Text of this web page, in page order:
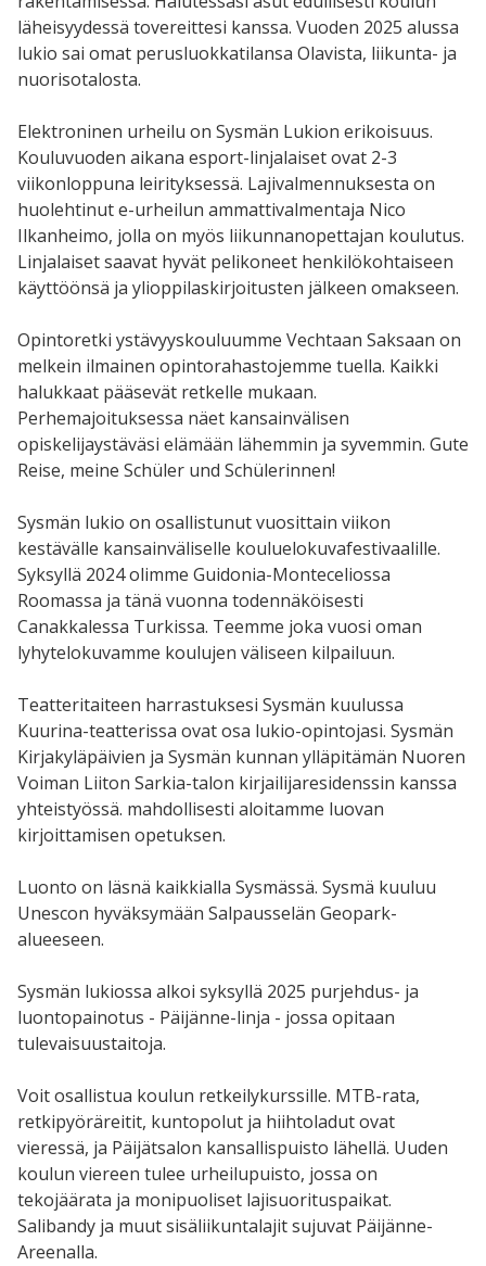
läheisyydessä tovereittesi kanssa. Vuoden 2025 alussa
lukio sai omat perusluokkatilansa Olavista, liikunta- ja
nuorisotalosta.
Elektroninen urheilu on Sysmän Lukion erikoisuus.
Kouluvuoden aikana esport-linjalaiset ovat 2-3
viikonloppuna leirityksessä. Lajivalmennuksesta on
huolehtinut e-urheilun ammattivalmentaja Nico
Ilkanheimo, jolla on myös liikunnanopettajan koulutus.
Linjalaiset saavat hyvät pelikoneet henkilökohtaiseen
käyttöönsä ja ylioppilaskirjoitusten jälkeen omakseen.
Opintoretki ystävyyskouluumme Vechtaan Saksaan on
melkein ilmainen opintorahastojemme tuella. Kaikki
halukkaat pääsevät retkelle mukaan.
Perhemajoituksessa näet kansainvälisen
opiskelijaystäväsi elämään lähemmin ja syvemmin. Gute
Reise, meine Schüler und Schülerinnen!
Sysmän lukio on osallistunut vuosittain viikon
kestävälle kansainväliselle kouluelokuvafestivaalille.
Syksyllä 2024 olimme Guidonia-Monteceliossa
Roomassa ja tänä vuonna todennäköisesti
Canakkalessa Turkissa. Teemme joka vuosi oman
lyhytelokuvamme koulujen väliseen kilpailuun.
Teatteritaiteen harrastuksesi Sysmän kuulussa
Kuurina-teatterissa ovat osa lukio-opintojasi. Sysmän
Kirjakyläpäivien ja Sysmän kunnan ylläpitämän Nuoren
Voiman Liiton Sarkia-talon kirjailijaresidenssin kanssa
yhteistyössä. mahdollisesti aloitamme luovan
kirjoittamisen opetuksen.
Luonto on läsnä kaikkialla Sysmässä. Sysmä kuuluu
Unescon hyväksymään Salpausselän Geopark-
alueeseen.
Sysmän lukiossa alkoi syksyllä 2025 purjehdus- ja
luontopainotus - Päijänne-linja - jossa opitaan
tulevaisuustaitoja.
Voit osallistua koulun retkeilykurssille. MTB-rata,
retkipyöräreitit, kuntopolut ja hiihtoladut ovat
vieressä, ja Päijätsalon kansallispuisto lähellä. Uuden
koulun viereen tulee urheilupuisto, jossa on
tekojäärata ja monipuoliset lajisuorituspaikat.
Salibandy ja muut sisäliikuntalajit sujuvat Päijänne-
Areenalla.